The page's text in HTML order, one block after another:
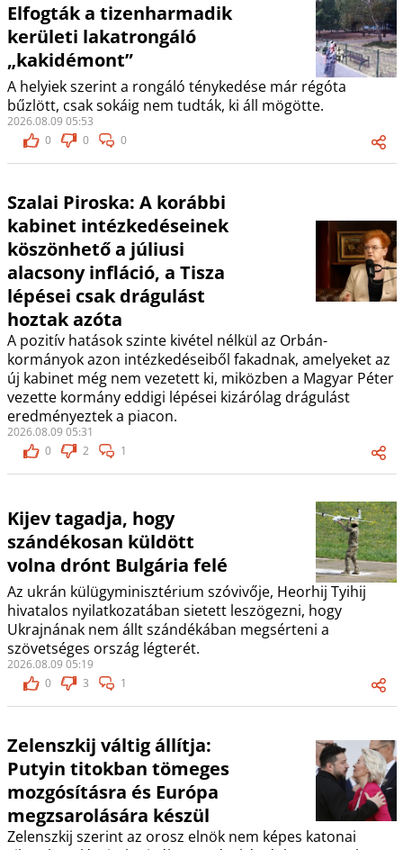
Elfogták a tizenharmadik
kerületi lakatrongáló
„kakidémont”
A helyiek szerint a rongáló ténykedése már régóta
bűzlött, csak sokáig nem tudták, ki áll mögötte.
2026.08.09 05:53
0
0 0
Szalai Piroska: A korábbi
kabinet intézkedéseinek
köszönhető a júliusi
alacsony infláció, a Tisza
lépései csak drágulást
hoztak azóta
A pozitív hatások szinte kivétel nélkül az Orbán-
kormányok azon intézkedéseiből fakadnak, amelyeket az
új kabinet még nem vezetett ki, miközben a Magyar Péter
vezette kormány eddigi lépései kizárólag drágulást
eredményeztek a piacon.
2026.08.09 05:31
0
2 1
Kijev tagadja, hogy
szándékosan küldött
volna drónt Bulgária felé
Az ukrán külügyminisztérium szóvivője, Heorhij Tyihij
hivatalos nyilatkozatában sietett leszögezni, hogy
Ukrajnának nem állt szándékában megsérteni a
szövetséges ország légterét.
2026.08.09 05:19
0
3 1
Zelenszkij váltig állítja:
Putyin titokban tömeges
mozgósításra és Európa
megzsarolására készül
Zelenszkij szerint az orosz elnök nem képes katonai